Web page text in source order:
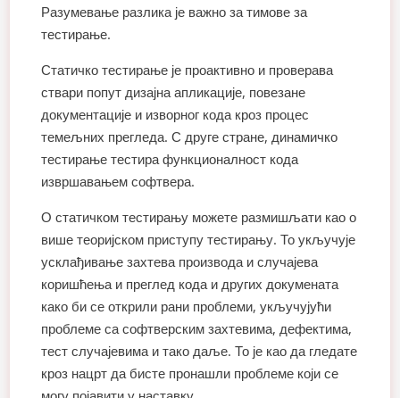
Разумевање разлика је важно за тимове за
тестирање.
Статичко тестирање је проактивно и проверава
ствари попут дизајна апликације, повезане
документације и изворног кода кроз процес
темељних прегледа. С друге стране, динамичко
тестирање тестира функционалност кода
извршавањем софтвера.
О статичком тестирању можете размишљати као о
више теоријском приступу тестирању. То укључује
усклађивање захтева производа и случајева
коришћења и преглед кода и других докумената
како би се открили рани проблеми, укључујући
проблеме са софтверским захтевима, дефектима,
тест случајевима и тако даље. То је као да гледате
кроз нацрт да бисте пронашли проблеме који се